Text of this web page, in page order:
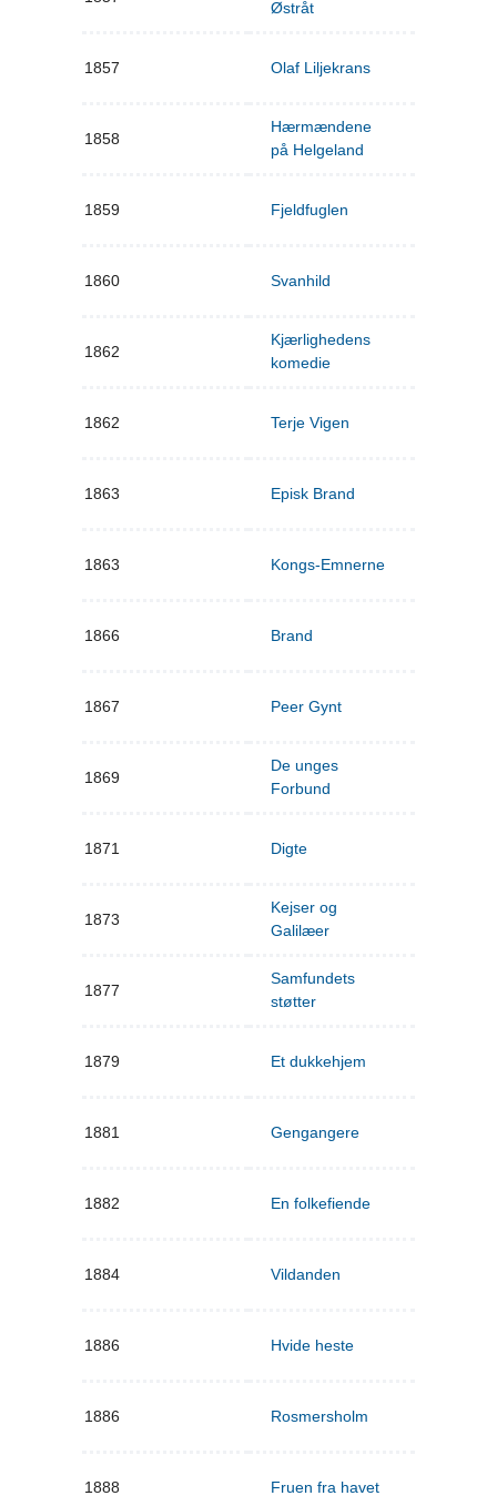
Østråt
1857 Olaf Liljekrans
1858
Hærmændene
på Helgeland
1859 Fjeldfuglen
1860 Svanhild
1862
Kjærlighedens
komedie
1862 Terje Vigen
1863 Episk Brand
1863 Kongs-Emnerne
1866 Brand
1867 Peer Gynt
1869
De unges
Forbund
1871 Digte
1873
Kejser og
Galilæer
1877
Samfundets
støtter
1879 Et dukkehjem
1881 Gengangere
1882 En folkefiende
1884 Vildanden
1886 Hvide heste
1886 Rosmersholm
1888 Fruen fra havet